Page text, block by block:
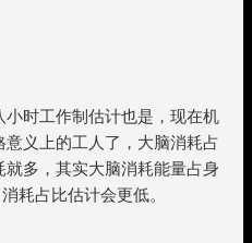
时工作制估计也是，现在机
义上的工人了，大脑消耗占
多，其实大脑消耗能量占身
耗占比估计会更低。